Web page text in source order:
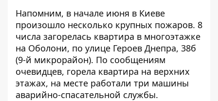
Напомним, в начале июня в Киеве
произошло несколько крупных пожаров. 8
числа загорелась квартира в многоэтажке
на Оболони, по улице Героев Днепра, 38б
(9-й микрорайон). По сообщениям
очевидцев, горела квартира на верхних
этажах, на месте работали три машины
аварийно-спасательной службы.